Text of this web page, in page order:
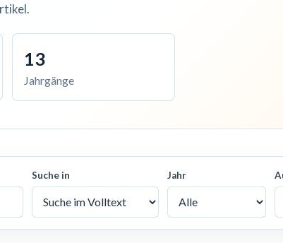
13
Jahrgänge
Suche in Jahr